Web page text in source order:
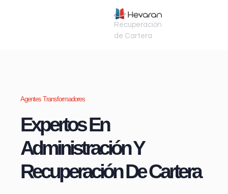
Recuperación
de Cartera
Agentes Transformadores
Expertos En
Administración Y
Recuperación De Cartera